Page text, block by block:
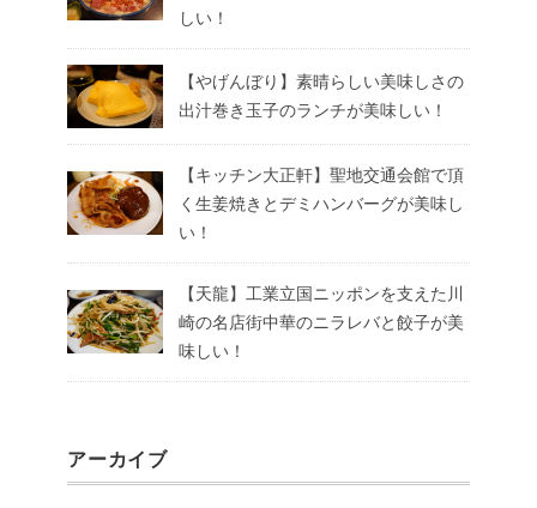
しい！
【やげんぼり】素晴らしい美味しさの
出汁巻き玉子のランチが美味しい！
【キッチン大正軒】聖地交通会館で頂
く生姜焼きとデミハンバーグが美味し
い！
【天龍】工業立国ニッポンを支えた川
崎の名店街中華のニラレバと餃子が美
味しい！
アーカイブ